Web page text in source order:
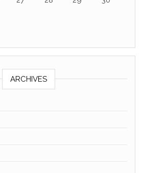
ARCHIVES